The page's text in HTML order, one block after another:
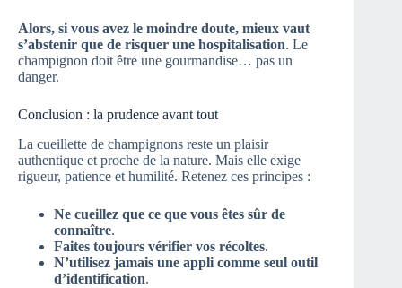
Alors, si vous avez le moindre doute, mieux vaut
s’abstenir que de risquer une hospitalisation. Le
champignon doit être une gourmandise… pas un
danger.
Conclusion : la prudence avant tout
La cueillette de champignons reste un plaisir
authentique et proche de la nature. Mais elle exige
rigueur, patience et humilité. Retenez ces principes :
Ne cueillez que ce que vous êtes sûr de
connaître.
Faites toujours vérifier vos récoltes.
N’utilisez jamais une appli comme seul outil
d’identification.